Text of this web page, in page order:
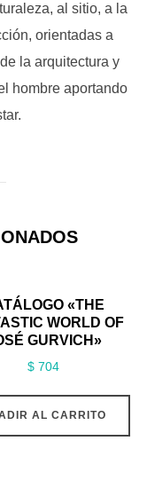
al sitio, a la
orientadas a
la arquitectura y
hombre aportando
«THE
WORLD OF
GURVICH»
$ 704
AL CARRITO